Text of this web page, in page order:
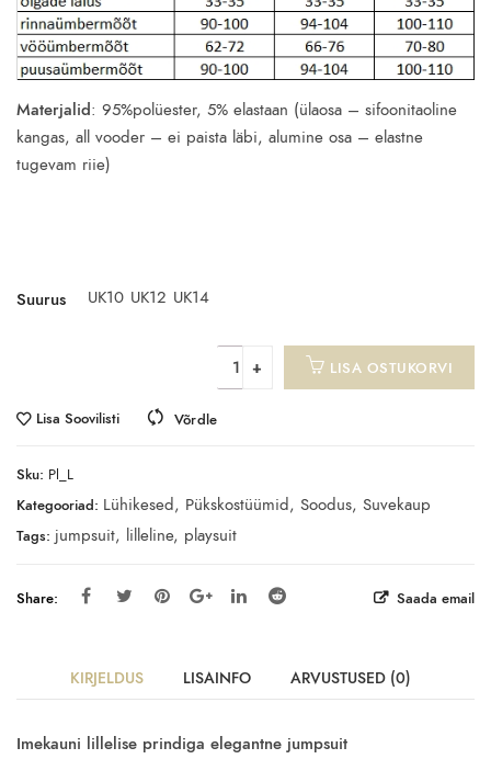
Materjalid: 95%polüester, 5% elastaan (ülaosa – sifoonitaoline
kangas, all vooder – ei paista läbi, alumine osa – elastne
tugevam riie)
Suurus UK10 UK12 UK14
LISA OSTUKORVI
Lisa Soovilisti Võrdle
Sku: Pl_L
Kategooriad: Lühikesed, Pükskostüümid, Soodus, Suvekaup
Tags: jumpsuit, lilleline, playsuit
Share: Saada email
KIRJELDUS LISAINFO ARVUSTUSED (0)
Imekauni lillelise prindiga elegantne jumpsuit